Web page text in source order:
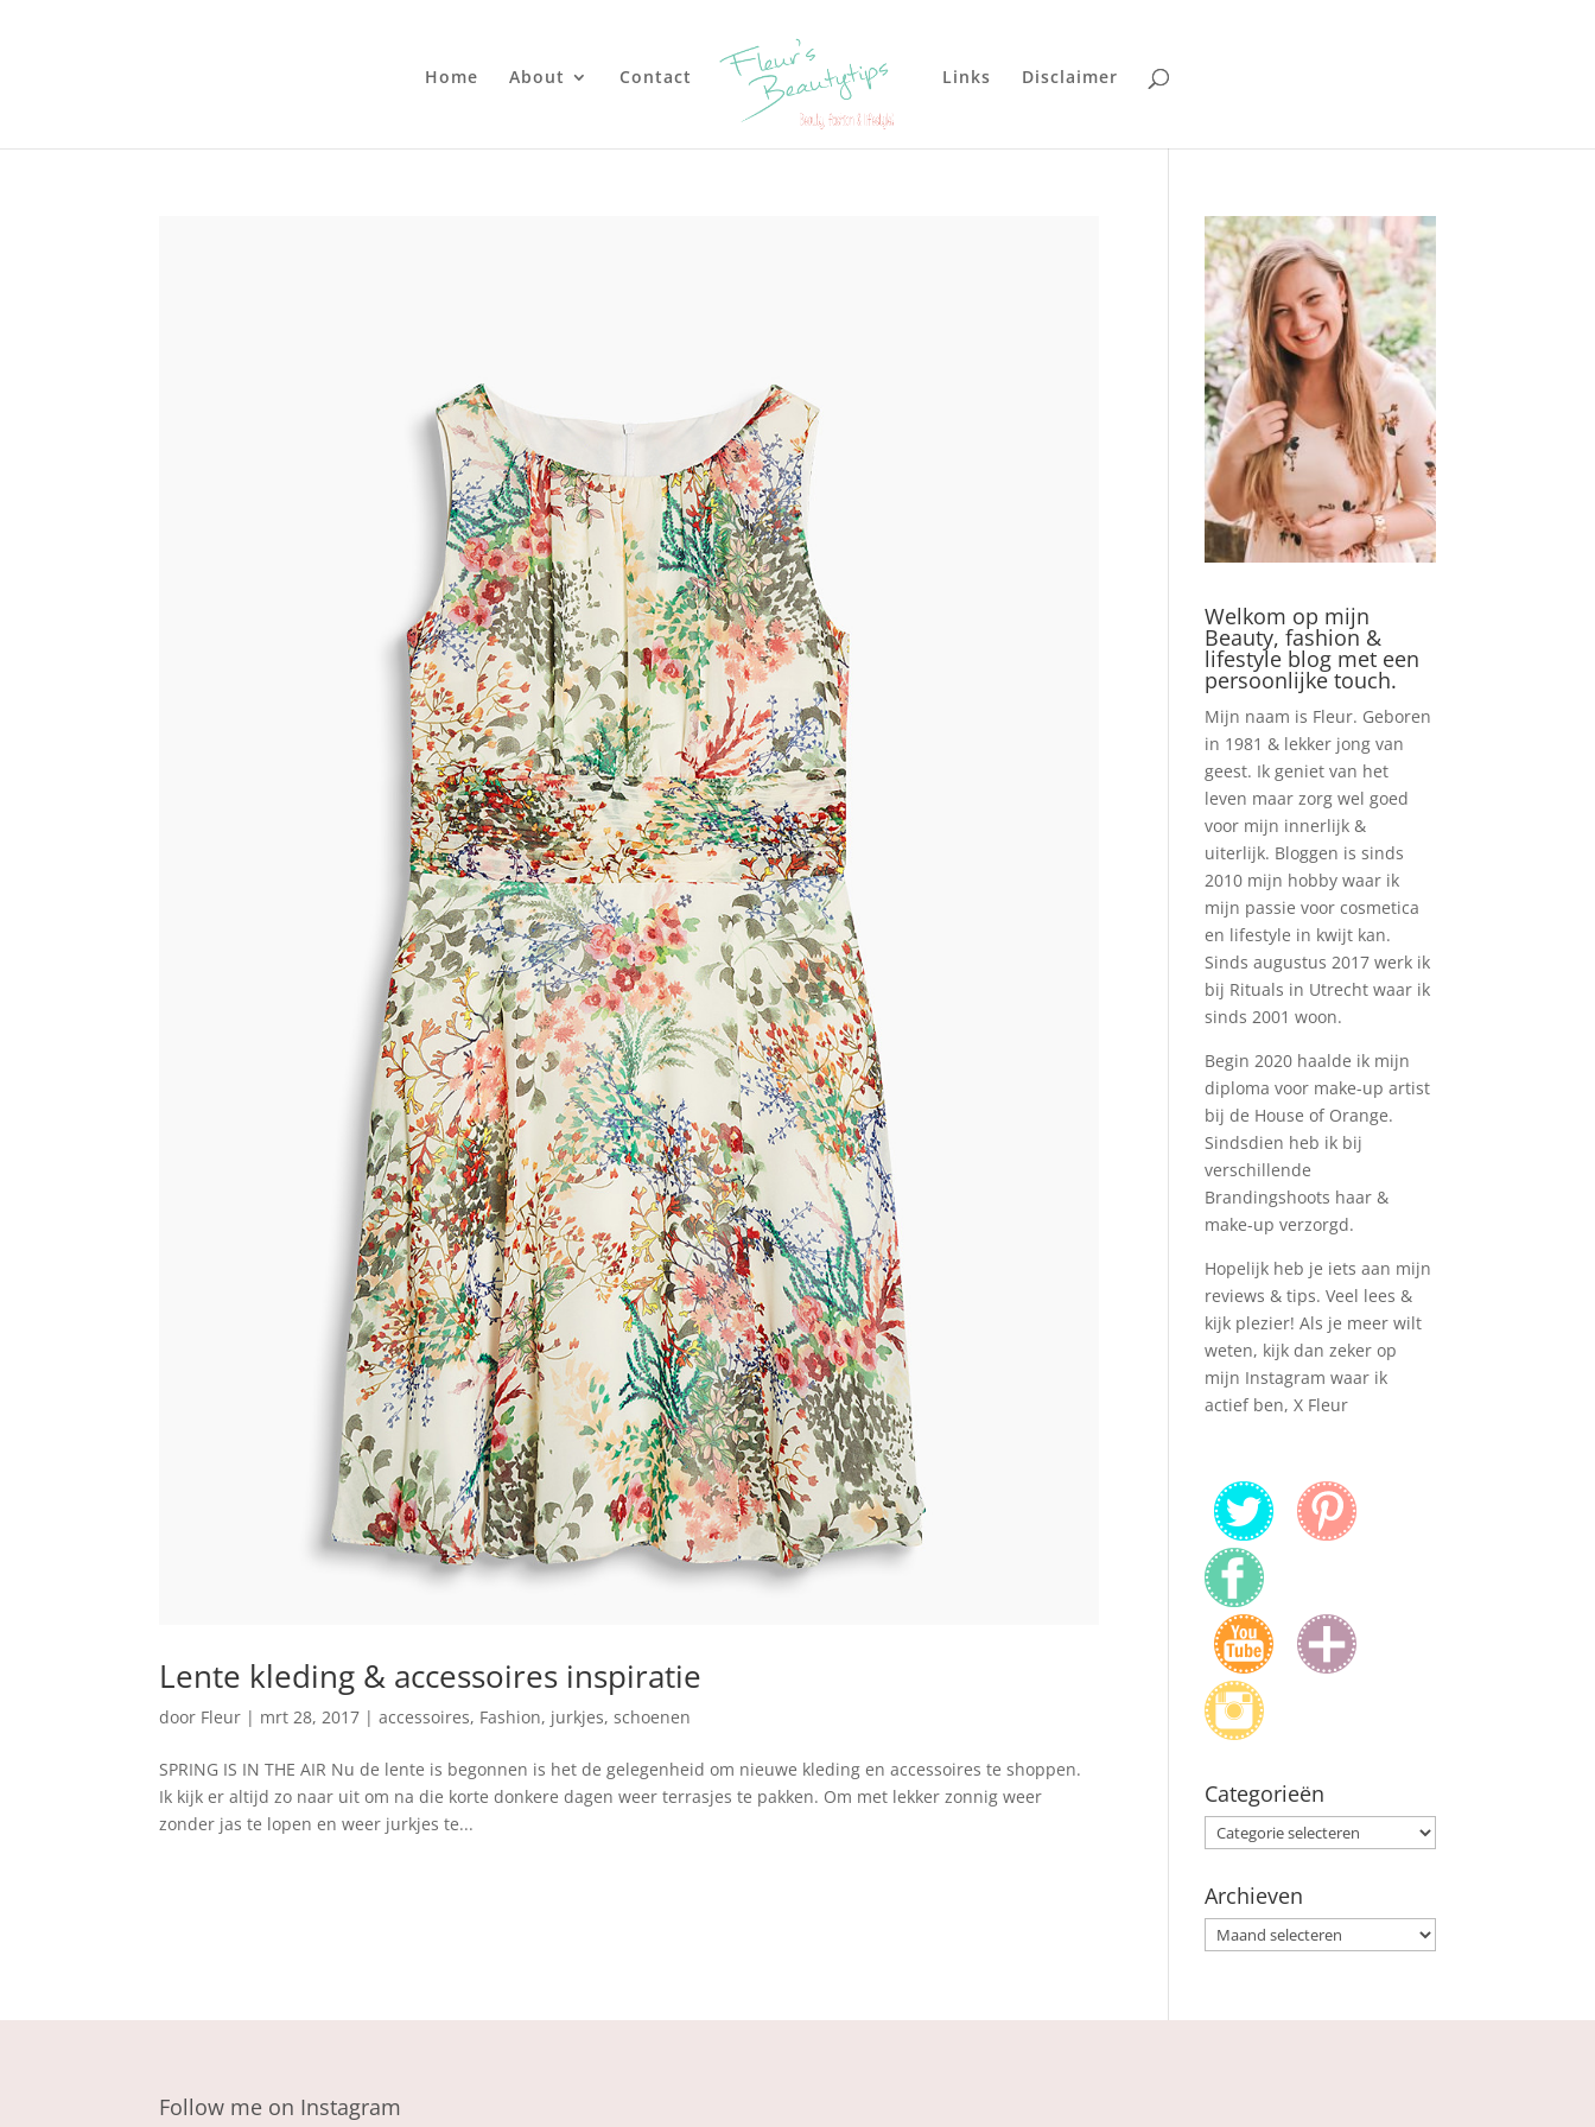
Home About Contact Links Disclaimer
Lente kleding & accessoires inspiratie
door Fleur | mrt 28, 2017 |accessoires, Fashion, jurkjes,schoenen
SPRING IS IN THE AIR Nu de lente is begonnen is het de gelegenheid om nieuwe kleding en accessoires te shoppen.
Ik kijk er altijd zo naar uit om na die korte donkere dagen weer terrasjes te pakken. Om met lekker zonnig weer
zonder jas te lopen en weer jurkjes te...
Welkom op mijn
Beauty, fashion &
lifestyle blog met een
persoonlijke touch.
Mijn naam is Fleur. Geboren
in 1981 & lekker jong van
geest. Ik geniet van het
leven maar zorg wel goed
voor mijn innerlijk &
uiterlijk. Bloggen is sinds
2010 mijn hobby waar ik
mijn passie voor cosmetica
en lifestyle in kwijt kan.
Sinds augustus 2017 werk ik
bij Rituals in Utrecht waar ik
sinds 2001 woon.
Begin 2020 haalde ik mijn
diploma voor make-up artist
bij de House of Orange.
Sindsdien heb ik bij
verschillende
Brandingshoots haar &
make-up verzorgd.
Hopelijk heb je iets aan mijn
reviews & tips. Veel lees &
kijk plezier! Als je meer wilt
weten, kijk dan zeker op
mijn Instagram waar ik
actief ben, X Fleur
Categorieën
Categorieën
Archieven
Archieven
Follow me on Instagram